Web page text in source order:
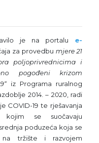
je na portalu
e-
za provedbu mjere 21
poljoprivrednicima i
pogođeni krizom
iz Programa ruralnog
2014. – 2020, radi
COVID-19 te rješavanja
se suočavaju
poduzeća koja se
na tržište i razvojem